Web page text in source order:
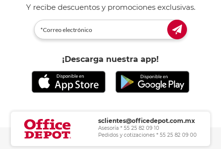
Y recibe descuentos y promociones exclusivas.
¡Descarga nuestra app!
sclientes@officedepot.com.mx
Asesoría * 55 25 82 09 10
Pedidos y cotizaciones * 55 25 82 09 00